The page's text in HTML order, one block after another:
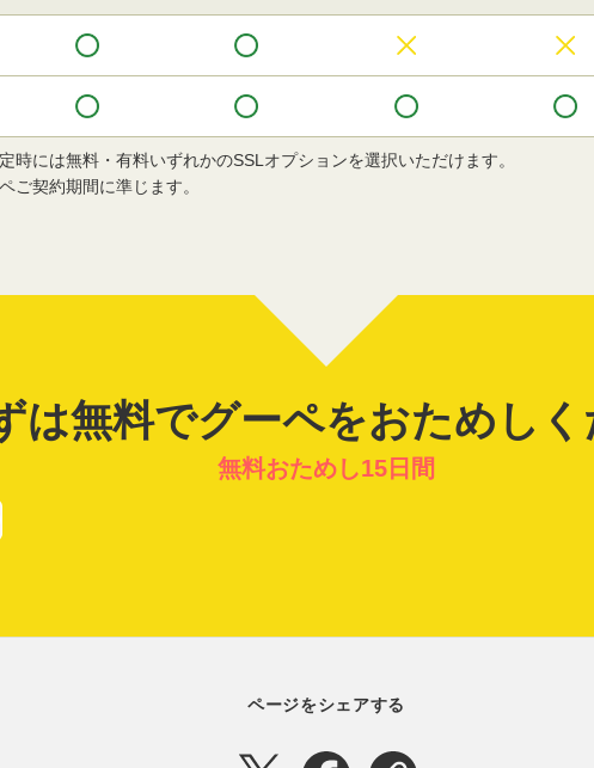
時には無料・有料いずれかのSSLオプションを選択いただけます。
ご契約期間に準じます。
は無料でグーペをおためし
無料おためし15日間
ページをシェアする